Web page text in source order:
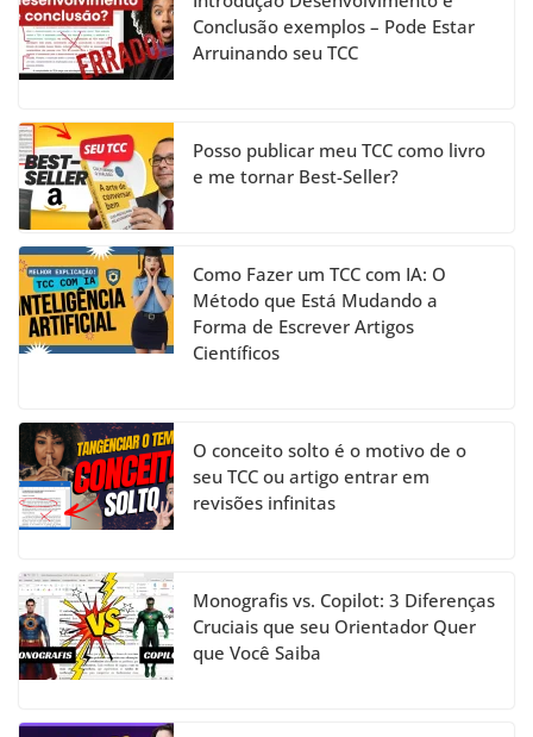
a
n
el
Conclusão exemplos – Pode Estar
Arruinando seu TCC
Posso publicar meu TCC como livro
e me tornar Best-Seller?
Como Fazer um TCC com IA: O
Método que Está Mudando a
Forma de Escrever Artigos
Científicos
O conceito solto é o motivo de o
seu TCC ou artigo entrar em
revisões infinitas
Monografis vs. Copilot: 3 Diferenças
Cruciais que seu Orientador Quer
que Você Saiba